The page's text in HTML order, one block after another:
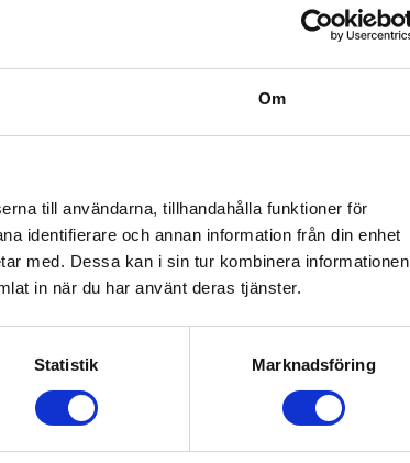
Om
till användarna, tillhandahålla funktioner för
identifierare och annan information från din enhet
med. Dessa kan i sin tur kombinera informationen
in när du har använt deras tjänster.
Statistik Marknadsföring